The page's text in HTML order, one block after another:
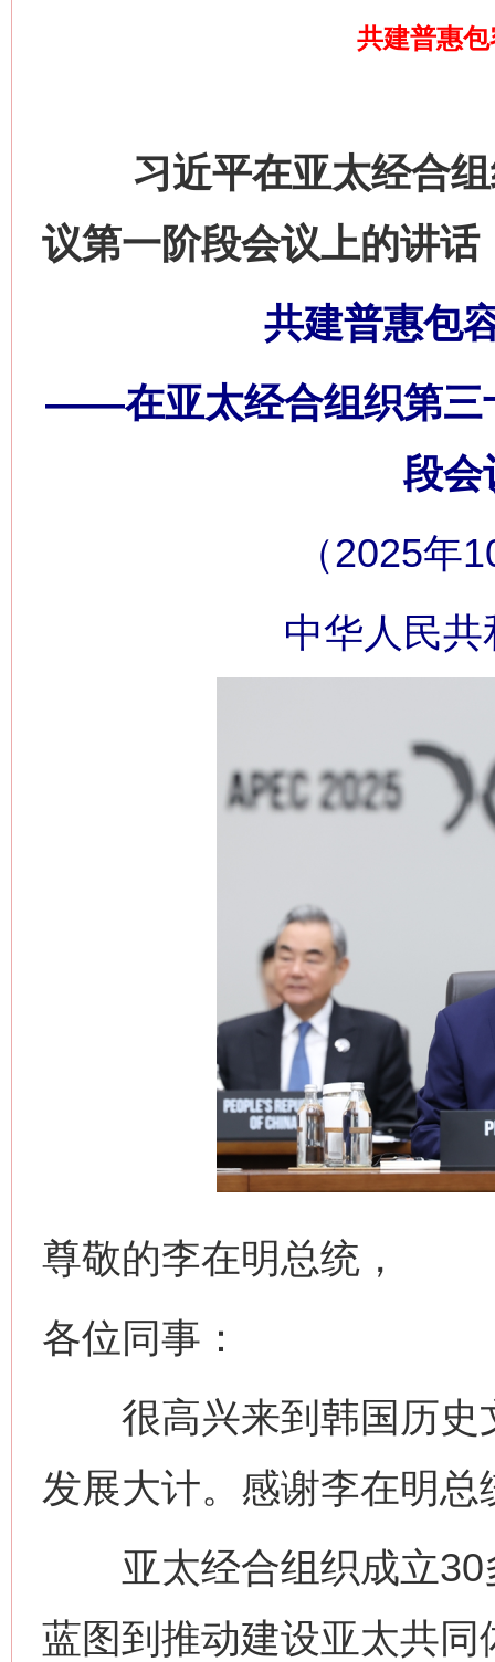
共建普惠
习近平在亚太经合组
议第一阶段会议上的讲话
共建普惠包
——在亚太经合组织第三
段会
（2025年
中华人民
尊敬的李在明总统，
各位同事：
很高兴来到韩国历史
发展大计。感谢李在明
亚太经合组织成立30
蓝图到推动建设亚太共